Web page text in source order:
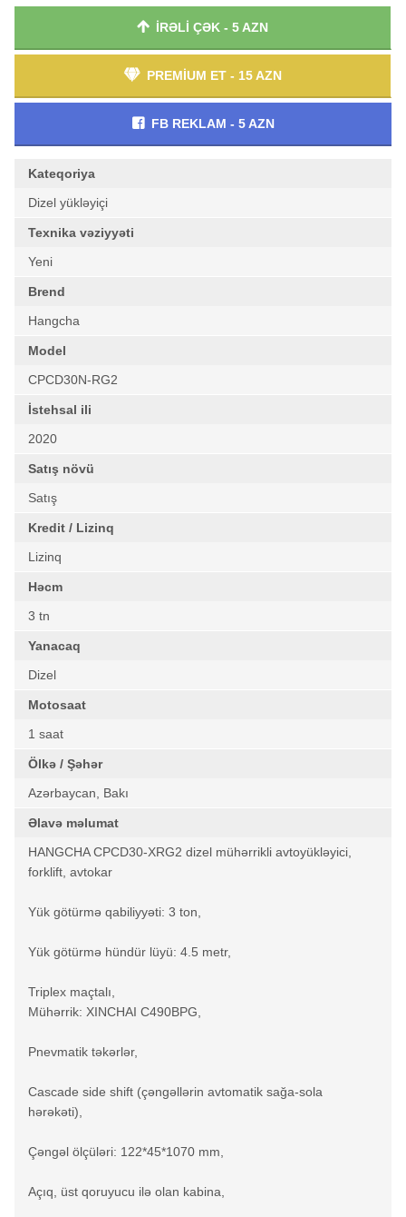
İRƏLİ ÇƏK - 5 AZN
PREMİUM ET - 15 AZN
FB REKLAM - 5 AZN
Kateqoriya
Dizel yükləyiçi
Texnika vəziyyəti
Yeni
Brend
Hangcha
Model
CPCD30N-RG2
İstehsal ili
2020
Satış növü
Satış
Kredit / Lizinq
Lizinq
Həcm
3 tn
Yanacaq
Dizel
Motosaat
1 saat
Ölkə / Şəhər
Azərbaycan, Bakı
Əlavə məlumat
HANGCHA CPCD30-XRG2 dizel mühərrikli avtoyükləyici,
forklift, avtokar
Yük götürmə qabiliyyəti: 3 ton,
Yük götürmə hündür lüyü: 4.5 metr,
Triplex maçtalı,
Mühərrik: XINCHAI C490BPG,
Pnevmatik təkərlər,
Cascade side shift (çəngəllərin avtomatik sağa-sola
hərəkəti),
Çəngəl ölçüləri: 122*45*1070 mm,
Açıq, üst qoruyucu ilə olan kabina,